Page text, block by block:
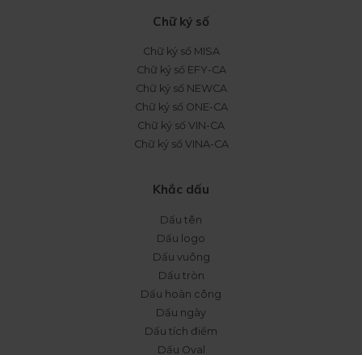
Chữ ký số
Chữ ký số MISA
Chữ ký số EFY-CA
Chữ ký số NEWCA
Chữ ký số ONE-CA
Chữ ký số VIN-CA
Chữ ký số VINA-CA
Khắc dấu
Dấu tên
Dấu logo
Dấu vuông
Dấu tròn
Dấu hoàn công
Dấu ngày
Dấu tích điểm
Dấu Oval